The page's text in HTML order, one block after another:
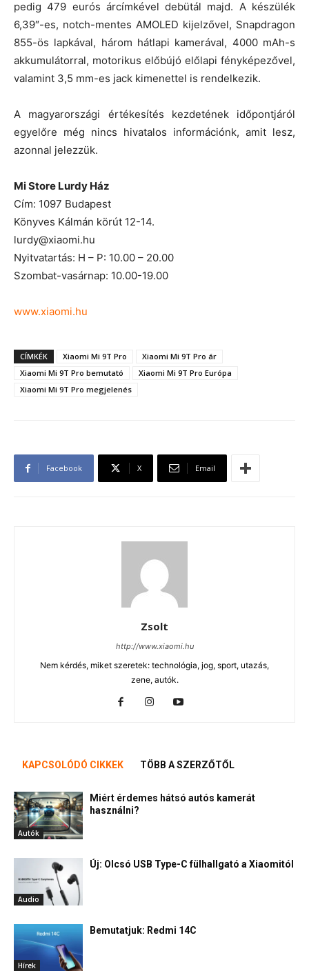
pedig 479 eurós árcímkével debütál majd. A készülék
6,39″-es, notch-mentes AMOLED kijelzővel, Snapdragon
855-ös lapkával, három hátlapi kamerával, 4000 mAh-s
akkumulátorral, motorikus előbújó előlapi fényképezővel,
valamint 3,5 mm-es jack kimenettel is rendelkezik.
A magyarországi értékesítés kezdetének időpontjáról
egyelőre még nincs hivatalos információnk, amit lesz,
azonnal jelezzük.
Mi Store Lurdy Ház
Cím: 1097 Budapest
Könyves Kálmán körút 12-14.
lurdy@xiaomi.hu
Nyitvatartás: H – P: 10.00 – 20.00
Szombat-vasárnap: 10.00-19.00
www.xiaomi.hu
CÍMKÉK Xiaomi Mi 9T Pro
Xiaomi Mi 9T Pro ár
Xiaomi Mi 9T Pro bemutató
Xiaomi Mi 9T Pro Európa
Xiaomi Mi 9T Pro megjelenés
Facebook X Email
Zsolt
http://www.xiaomi.hu
Nem kérdés, miket szeretek: technológia, jog, sport, utazás,
zene, autók.
KAPCSOLÓDÓ CIKKEK TÖBB A SZERZŐTŐL
Autók
Miért érdemes hátsó autós kamerát
használni?
Audio
Új: Olcsó USB Type-C fülhallgató a Xiaomitól
Hírek
Bemutatjuk: Redmi 14C